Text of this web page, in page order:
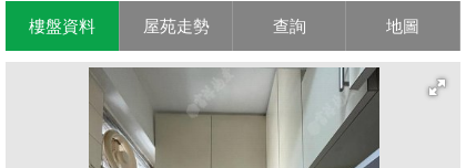
樓盤資料 屋苑走勢 查詢 地圖